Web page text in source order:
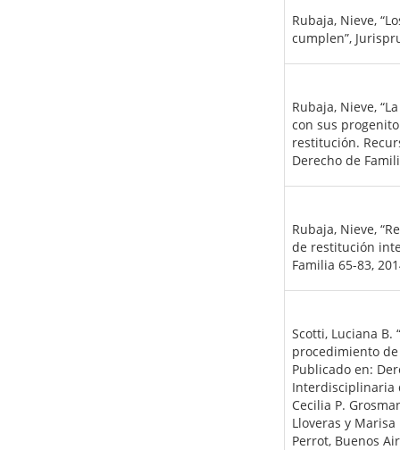
Rubaja, Nieve,
cumplen”,
Rubaja, Nieve,
con sus
restitución.
Derecho de
Rubaja, Nieve,
de restitución
Familia 65-83,
Scotti, Luciana B.
procedimiento
Publicado en:
Interdisciplinaria
Cecilia P.
Lloveras y Marisa
Perrot, Buenos